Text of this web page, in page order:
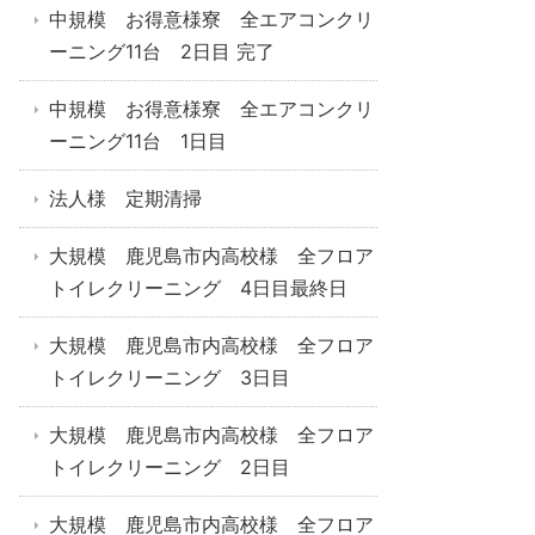
中規模 お得意様寮 全エアコンクリ
ーニング11台 2日目 完了
中規模 お得意様寮 全エアコンクリ
ーニング11台 1日目
法人様 定期清掃
大規模 鹿児島市内高校様 全フロア
トイレクリーニング 4日目最終日
大規模 鹿児島市内高校様 全フロア
トイレクリーニング 3日目
大規模 鹿児島市内高校様 全フロア
トイレクリーニング 2日目
大規模 鹿児島市内高校様 全フロア